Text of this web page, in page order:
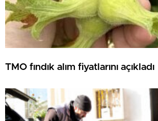
TMO fındık alım fiyatlarını açıkladı